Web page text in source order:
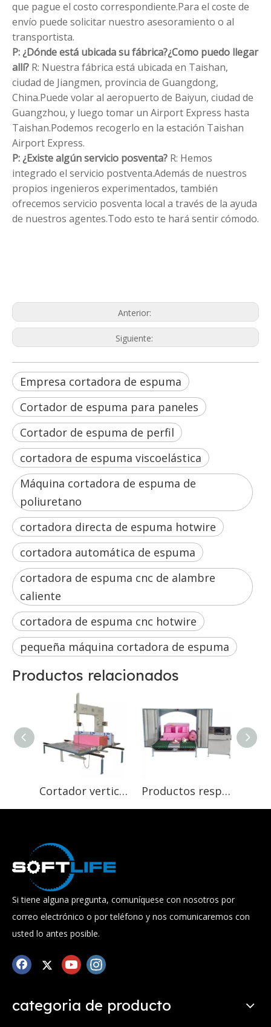
que pague el costo correspondiente.Para el coste de
envío puede solicitar nuestro asesoramiento o al
transportista.
P: ¿Dónde está ubicada su fábrica?¿Como puedo llegar
allí? R: Nuestra fábrica está ubicada en Taishan,
ciudad de Jiangmen, provincia de Guangdong,
China.Puede volar al aeropuerto de Baiyun, ciudad de
Guangzhou, y luego tomar un Airport Express hasta
Taishan.Podemos recogerlo en la estación Taishan
Airport Express.
P: ¿Existe algún servicio posventa? R: Hemos
integrado el servicio postventa.Además de nuestros
propios ingenieros experimentados, también
ofrecemos servicio posventa local a través de la ayuda
de nuestros agentes.Todo esto te hará sentir cómodo.
Anterior:
Siguiente:
Empresa cortadora de espuma
Cortador de espuma para paneles
Cortador de espuma de perfil
cortadora de espuma viscoelástica
Máquina cortadora de espuma de
poliuretano
cortadora directa de espuma hotwire
cortadora automática de espuma
cortadora de espuma cnc de alambre
caliente
cortadora de espuma cnc hotwire
pequeña máquina cortadora de espuma
Productos relacionados
Cortador vertical de esponja de espuma de PU Productos respetuosos con el medio ambiente, mesa elevadora de Turing 360, cortador de espuma CAD automático
Si tiene alguna pregunta, comuníquese con nosotros por
correo electrónico o por teléfono y nos comunicaremos con
usted lo antes posible.
categoria de producto